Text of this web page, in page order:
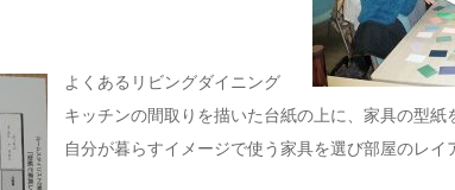
よくあるリビングダイニング
キッチンの間取りを描いた台紙の上に、家具の型紙
自分が暮らすイメージで使う家具を選び部屋のレイ